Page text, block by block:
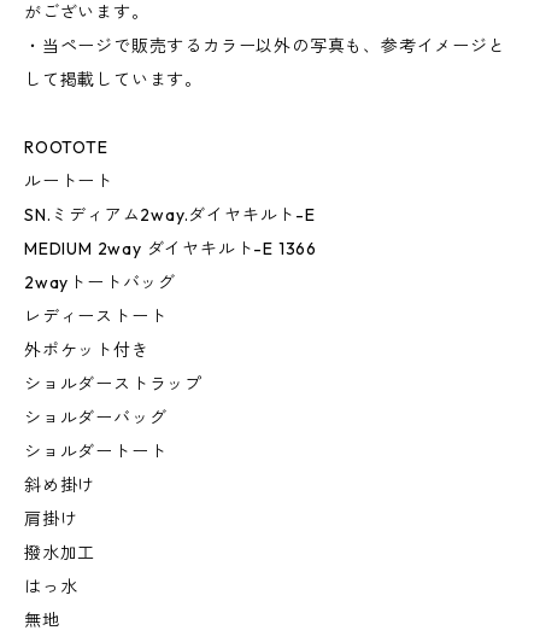
がございます。
・当ページで販売するカラー以外の写真も、参考イメージと
して掲載しています。
ROOTOTE
ルートート
SN.ミディアム2way.ダイヤキルト-E
MEDIUM 2way ダイヤキルト-E 1366
2wayトートバッグ
レディーストート
外ポケット付き
ショルダーストラップ
ショルダーバッグ
ショルダートート
斜め掛け
肩掛け
撥水加工
はっ水
無地